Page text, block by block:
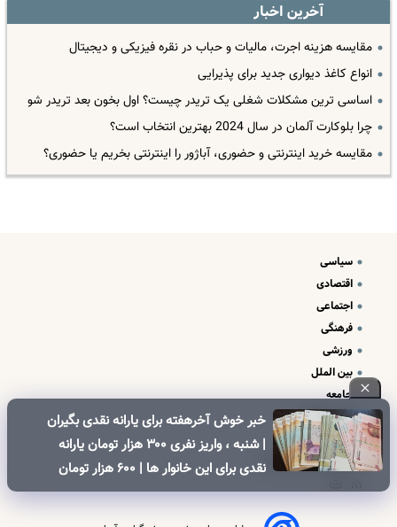
آخرین اخبار
مقایسه هزینه اجرت، مالیات و حباب در نقره فیزیکی و دیجیتال
انواع کاغذ دیواری جدید برای پذیرایی
اساسی ترین مشکلات شغلی یک تریدر چیست؟ اول بخون بعد تریدر شو
چرا بلوکارت آلمان در سال 2024 بهترین انتخاب است؟
مقایسه خرید اینترنتی و حضوری، آباژور را اینترنتی بخریم یا حضوری؟
خبر خوش آخرهفته برای یارانه نقدی بگیران
| شنبه ، واریز نفری ۳۰۰ هزار تومان یارانه
نقدی برای این خانوار ها | ۶۰۰ هزار تومان
کالابرگ برای خانوارهای دارای فرزند
سیاسی
اقتصادی
اجتماعی
فرهنگی
ورزشی
بین الملل
جامعه
علم و فناوری
درباره ما
تبلیغات و تماس با ما